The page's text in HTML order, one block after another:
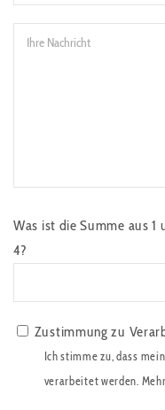
Was ist die Summe aus 1
4?
Zustimmung zu
Ich stimme zu, dass
verarbeitet werden.